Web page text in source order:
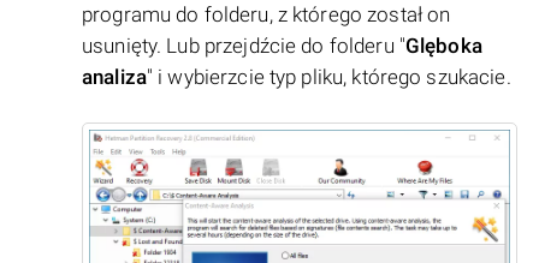
programu do folderu, z którego został on
usunięty. Lub przejdźcie do folderu "Glęboka
analiza" i wybierzcie typ pliku, którego szukacie.